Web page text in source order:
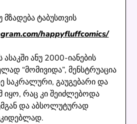
happyfluffcomics/
ანუ 2000-იანების
“მომივიდა”, მენსტრუაცია
საკრალური, გაუგებარი და
იყო, რაც კი შეიძლებოდა
და აბსოლუტურად